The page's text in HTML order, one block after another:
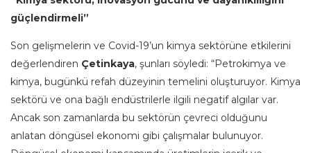
güçlendirmeli”
Son gelişmelerin ve Covid-19’un kimya sektörüne etkilerini
değerlendiren Çetinkaya, şunları söyledi: “Petrokimya ve
kimya, bugünkü refah düzeyinin temelini oluşturuyor. Kimya
sektörü ve ona bağlı endüstrilerle ilgili negatif algılar var.
Ancak son zamanlarda bu sektörün çevreci olduğunu
anlatan döngüsel ekonomi gibi çalışmalar bulunuyor.